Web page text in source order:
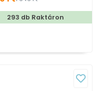
293 db Raktáron